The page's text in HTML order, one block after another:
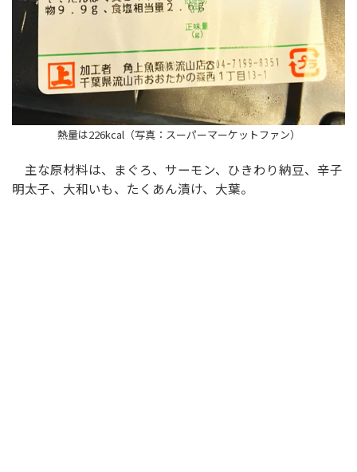
熱量は226kcal（写真：スーパーマーケットファン）
主な原材料は、まぐろ、サーモン、ひきわり納豆、辛子
明太子、大和いも、たくあん漬け、大葉。